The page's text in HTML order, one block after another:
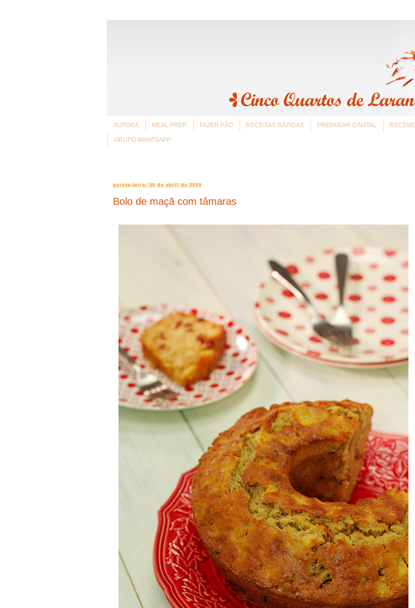
AUTORA MEAL PREP FAZER PÃO RECEITAS RÁPIDAS PREPARAR O NATAL
GRUPO WHATSAPP
quinta-feira, 30 de abril de 2015
Bolo de maçã com tâmaras
COMPRAR